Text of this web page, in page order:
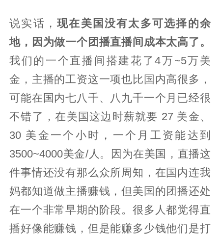
说实话，现在美国没有太多可选择的余
地，因为做一个团播直播间成本太高了。
我们的一个直播间搭建花了4万~5万美
金，主播的工资这一项也比国内高很多，
可能在国内七八千、八九千一个月已经很
不错了，在美国这边时薪就要 27 美金、
30 美金一个小时，一个月工资能达到
3500~4000美金/人。因为在美国，直播这
件事情还没有那么众所周知，在国内连我
妈都知道做主播赚钱，但美国的团播还处
在一个非常早期的阶段。很多人都觉得直
播好像能赚钱，但是能赚多少钱他们是打